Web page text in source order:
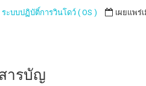
ระบบปฏิบัติ์การวินโดว์ ( OS )
เผยแพร่
ารบัญ